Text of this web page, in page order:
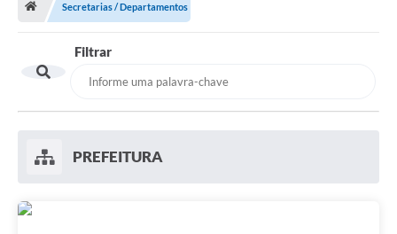
Principal
Editais
Secretarias / Departamentos
Filtrar
PREFEITURA